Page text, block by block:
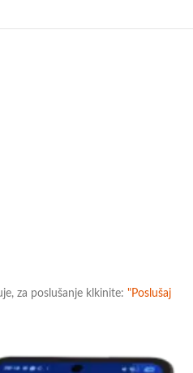
za poslušanje klkinite: "Poslušaj